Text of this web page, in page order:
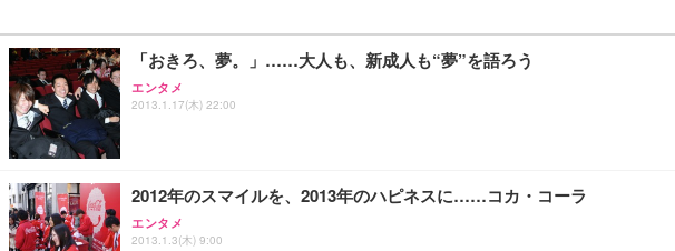
「おきろ、夢。」……大人も、新成人も“夢”を語ろう
エンタメ
2013.1.17(木) 22:00
2012年のスマイルを、2013年のハピネスに……コカ・コーラ
エンタメ
2013.1.3(木) 9:00